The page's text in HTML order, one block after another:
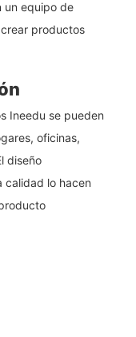
un equipo de
productos
Ineedu se pueden
oficinas,
diseño
calidad lo hacen